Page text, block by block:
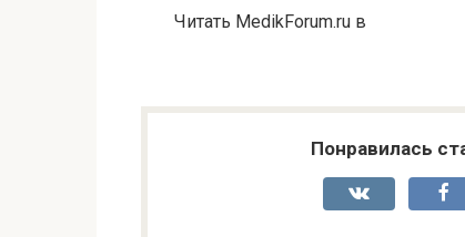
Читать MedikForum.ru в
Понравилась